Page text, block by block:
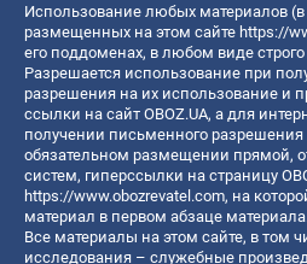
Использование любых материалов
размещенных на этом сайте https://
его поддоменах, в любом виде
Разрешается использование при
разрешения на их использование и
ссылки на сайт OBOZ.UA, а для
получении письменного
обязательном размещении прямой,
систем, гиперссылки на страницу
https://www.obozrevatel.com, на
материал в первом абзаце материала.
Все материалы на этом сайте, в том
исследования – служебные